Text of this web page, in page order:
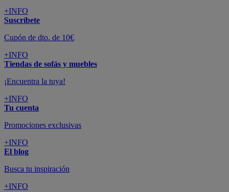
+INFO
Suscríbete
Cupón de dto. de 10€
+INFO
Tiendas de sofás y muebles
¡Encuentra la tuya!
+INFO
Tu cuenta
Promociones exclusivas
+INFO
El blog
Busca tu inspiración
+INFO